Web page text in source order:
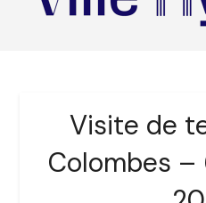
Visite de
Colombes